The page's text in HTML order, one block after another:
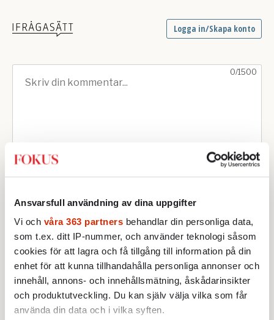
Ansvarsfull användning av dina uppgifter
Vi och våra 363 partners behandlar din personliga data,
som t.ex. ditt IP-nummer, och använder teknologi såsom
cookies för att lagra och få tillgång till information på din
enhet för att kunna tillhandahålla personliga annonser och
innehåll, annons- och innehållsmätning, åskådarinsikter
och produktutveckling. Du kan själv välja vilka som får
använda din data och i vilka syften.